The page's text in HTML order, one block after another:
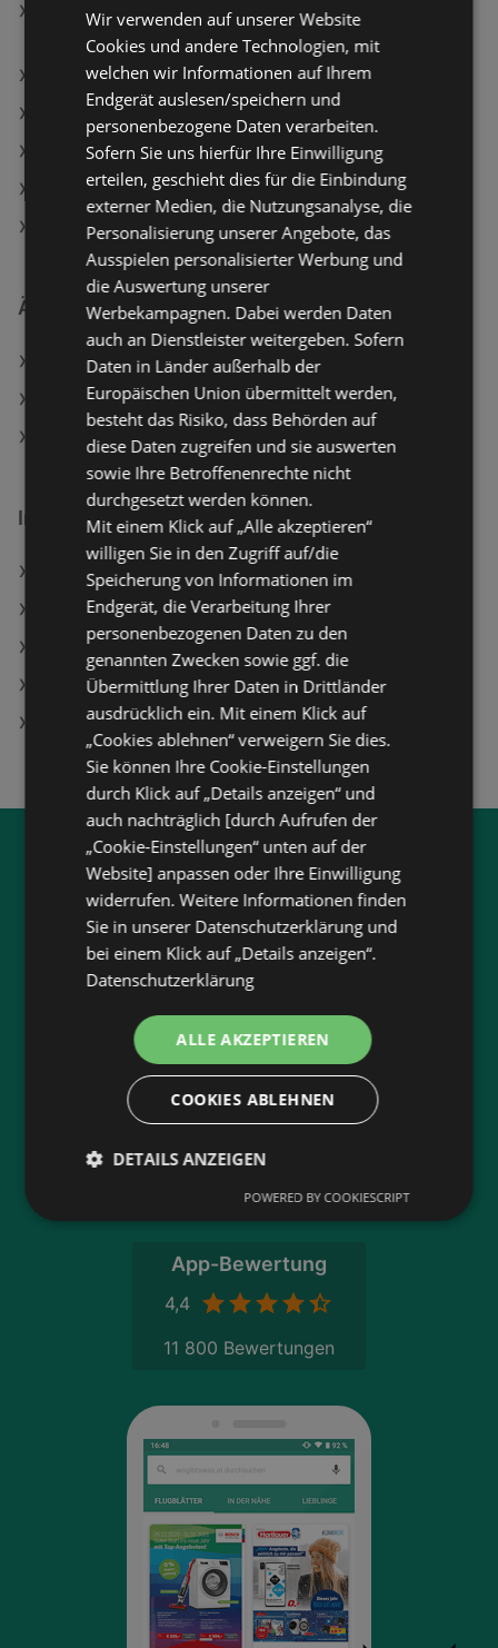
PHYSICIANS FORMULA Highlighter Mineral Wear
Diamond Dust
dm Angebote
Müller Angebote
Aktuelle Müller Flugblätter
Aktuelle dm Flugblätter
Aktuelle BIPA Flugblätter
Ähnliche Händler
dm Angebote
BIPA Angebote
Müller Angebote
Interessantes auf wogibtswas.at
EP: ElectronicPartner in Heinfels
Jacobs Caffe Crema Intenso Kaffeebohnen, 1 kg
Luigis Mansion 3 - [Nintendo of Europe Switch]
Renforce Bettwäsche
SPAR Filialen in Maierhof
Jetzt unserewogibtswas.at
App runterladen:
Filtere nach Branchen und stöbere in Produkten
und Flugblättern
Lasse dich benachrichtigen, wenn es neue
Flugblätter gibt
Neu in der Stadt? Auf unserer Karte findest du
alle Anbieter in deiner Nähe.
App-Bewertung
4,4
11 800 Bewertungen
Wir verwenden auf unserer Website
Cookies und andere Technologien, mit
welchen wir Informationen auf Ihrem
Endgerät auslesen/speichern und
personenbezogene Daten verarbeiten.
Sofern Sie uns hierfür Ihre Einwilligung
erteilen, geschieht dies für die Einbindung
externer Medien, die Nutzungsanalyse, die
Personalisierung unserer Angebote, das
Ausspielen personalisierter Werbung und
die Auswertung unserer
Werbekampagnen. Dabei werden Daten
auch an Dienstleister weitergeben. Sofern
Daten in Länder außerhalb der
Europäischen Union übermittelt werden,
besteht das Risiko, dass Behörden auf
diese Daten zugreifen und sie auswerten
sowie Ihre Betroffenenrechte nicht
durchgesetzt werden können.
Mit einem Klick auf „Alle akzeptieren“
willigen Sie in den Zugriff auf/die
Speicherung von Informationen im
Endgerät, die Verarbeitung Ihrer
personenbezogenen Daten zu den
genannten Zwecken sowie ggf. die
Übermittlung Ihrer Daten in Drittländer
ausdrücklich ein. Mit einem Klick auf
„Cookies ablehnen“ verweigern Sie dies.
Sie können Ihre Cookie-Einstellungen
durch Klick auf „Details anzeigen“ und
auch nachträglich [durch Aufrufen der
„Cookie-Einstellungen“ unten auf der
Website] anpassen oder Ihre Einwilligung
widerrufen. Weitere Informationen finden
Sie in unserer Datenschutzerklärung und
bei einem Klick auf „Details anzeigen“.
Datenschutzerklärung
ALLE AKZEPTIEREN
COOKIES ABLEHNEN
DETAILS ANZEIGEN
POWERED BY COOKIESCRIPT